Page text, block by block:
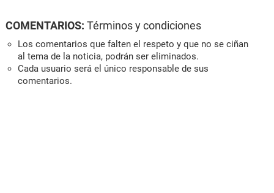
COMENTARIOS: Términos y condiciones
Los comentarios que falten el respeto y que no se ciñan
al tema de la noticia, podrán ser eliminados.
Cada usuario será el único responsable de sus
comentarios.